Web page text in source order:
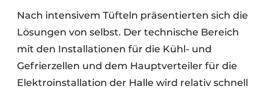
Nach intensivem Tüfteln präsentierten sich die
Lösungen von selbst. Der technische Bereich
mit den Installationen für die Kühl- und
Gefrierzellen und dem Hauptverteiler für die
Elektroinstallation der Halle wird relativ schnell